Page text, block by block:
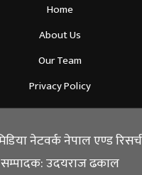
Home
About Us
Our Team
Privacy Policy
नेटवर्क नेपाल एण्ड
सम्पादक: उदयराज ढकाल